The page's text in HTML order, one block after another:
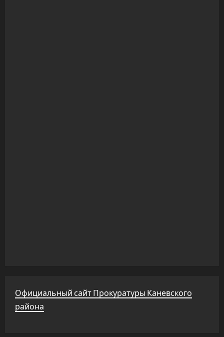
Официальный сайт Прокуратуры Каневского
района